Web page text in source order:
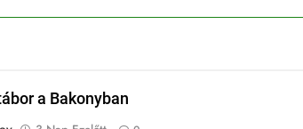
a Bakonyban